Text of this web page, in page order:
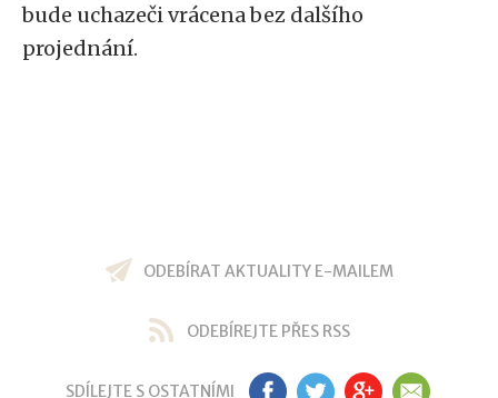
bude uchazeči vrácena bez dalšího
projednání.
ODEBÍRAT AKTUALITY E-MAILEM
ODEBÍREJTE PŘES RSS
SDÍLEJTE S OSTATNÍMI FB TW GP EM